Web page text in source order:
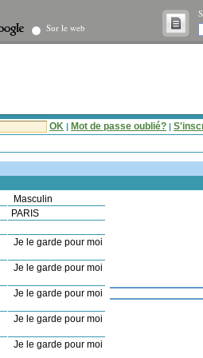
Sur le web
OK | Mot de passe oublié? |
Masculin
PARIS
Je le garde pour moi
Je le garde pour moi
Je le garde pour moi
Je le garde pour moi
Je le garde pour moi